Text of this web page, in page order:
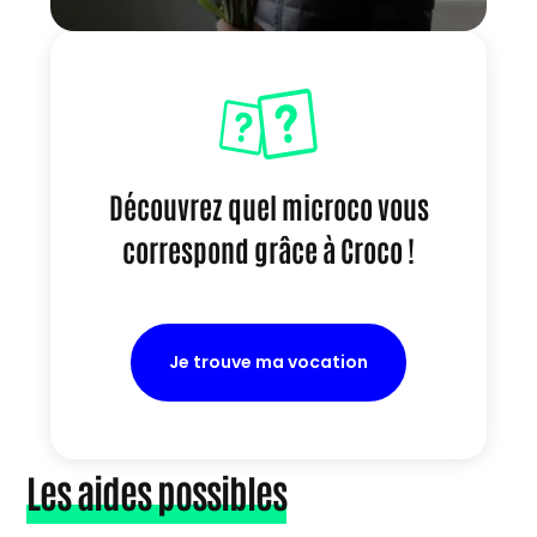
Découvrez quel microco vous
correspond grâce à Croco !
Je trouve ma vocation
Les aides possibles